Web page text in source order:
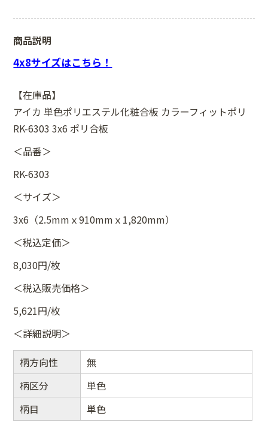
商品説明
4x8サイズはこちら！
【在庫品】
アイカ 単色ポリエステル化粧合板 カラーフィットポリ
RK-6303 3x6 ポリ合板
＜品番＞
RK-6303
＜サイズ＞
3x6（2.5mmｘ910mmｘ1,820mm）
＜税込定価＞
8,030円/枚
＜税込販売価格＞
5,621円/枚
＜詳細説明＞
柄方向性
無
柄区分
単色
柄目
単色